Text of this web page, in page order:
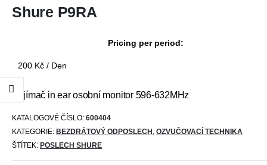
Shure P9RA
Pricing per period:
200 Kč / Den
Prijímač in ear osobní monitor 596-632MHz
KATALOGOVÉ ČÍSLO: 600404
KATEGORIE: BEZDRÁTOVÝ ODPOSLECH , OZVUČOVACÍ TECHNIKA
ŠTÍTEK: POSLECH SHURE